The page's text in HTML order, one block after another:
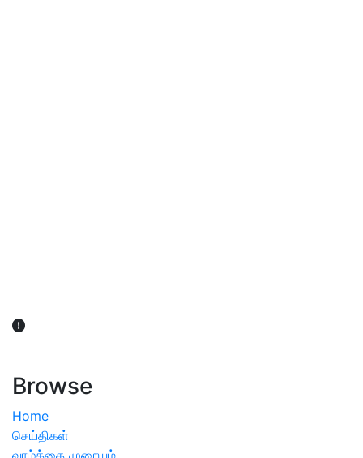
Browse
Home
செய்திகள்
வாழ்க்கை முறையும்